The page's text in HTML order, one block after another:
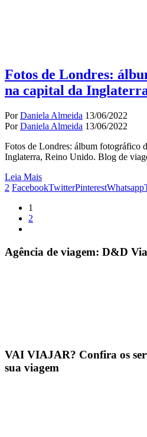
Fotos de Londres:
na capital da
PorDaniela Almeida 13/06/2022
PorDaniela Almeida 13/06/2022
Fotos de Londres: álbum fotográfico
Inglaterra, Reino Unido. Blog de
Leia Mais
2 FacebookTwitterPinterestWhatsapp
1
2
Agência de viagem: D&D
VAI VIAJAR? Confira os
sua viagem